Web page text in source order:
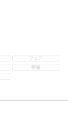
フェア
整備